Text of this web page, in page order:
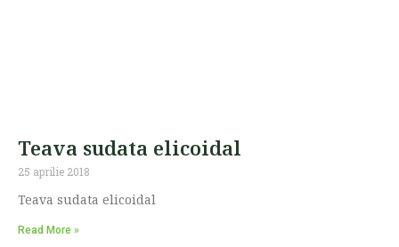
Teava sudata elicoidal
25 aprilie 2018
Teava sudata elicoidal
Read More »